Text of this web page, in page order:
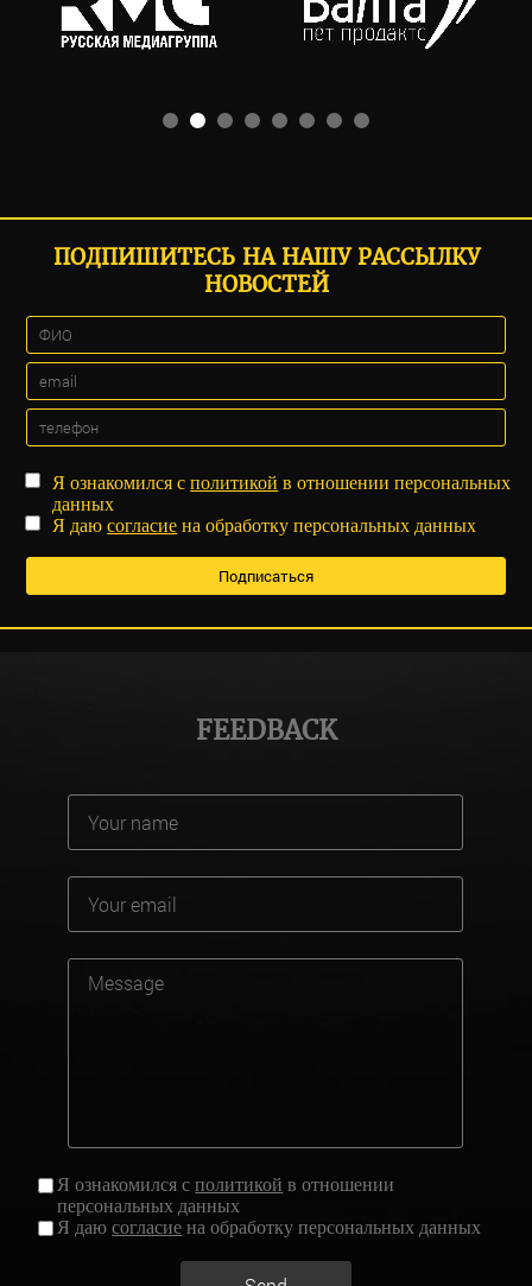
ПОДПИШИТЕСЬ НА НАШУ РАССЫЛКУ
НОВОСТЕЙ
Я ознакомился сполитикой в отношении персональных
данных
Я даюсогласие на обработку персональных данных
FEEDBACK
Я ознакомился сполитикой в отношении
персональных данных
Я даюсогласие на обработку персональных данных